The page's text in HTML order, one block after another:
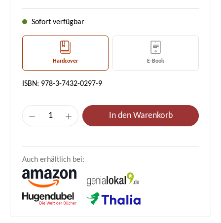
Sofort verfügbar
Hardcover E-Book
ISBN: 978-3-7432-0297-9
Produkt Anzahl: Gib den gewünschten
In den Warenkorb
Auch erhältlich bei: